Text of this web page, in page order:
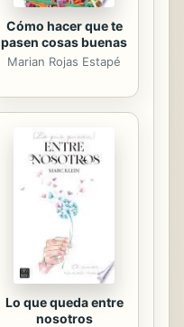
Cómo hacer que te
pasen cosas buenas
Marian Rojas Estapé
Lo que queda entre
nosotros